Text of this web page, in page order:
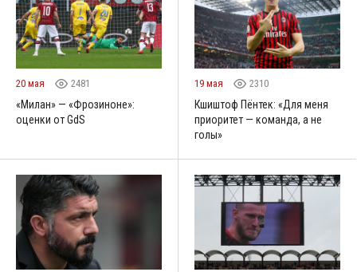
20 мая 2481
«Милан» — «Фрозиноне»:
оценки от GdS
19 мая 2310
Кшиштоф Пёнтек: «Для меня
приоритет — команда, а не
голы»